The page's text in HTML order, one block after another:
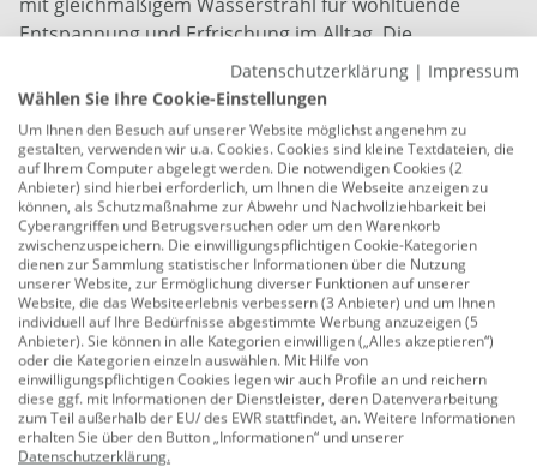
Entspannung und Erfrischung im Alltag. Die
höhenverstellbare Brausestange und der flexible
Duschschlauch ermöglichen eine einfache Anpassung
an unterschiedliche Bedürfnisse und
Duschsituationen. Hochwertige Materialien sorgt
Langlebigkeit und einfache Reinigung.
Höhe Duschsäule: 70 cm
Maße Kopfbrause: 22,5 cm (Ø)
Maße Handbrause: 26 x 12 cm (H x Ø)
Lochabstand Befestigung: ca. 63 cm
3 Strahlarten (Softstrahl, Sprühstrahl, Sprüh- und
Softstrahl)
Strahlarten einstellbar durch Knopfdruck
Datenschutzerklärung | Impressum
Wählen Sie Ihre Cookie-Einstellungen
Um Ihnen den Besuch auf unserer Website möglichst angenehm zu
gestalten, verwenden wir u.a. Cookies. Cookies sind kleine Textdateien, die
auf Ihrem Computer abgelegt werden. Die notwendigen Cookies (2
Anbieter) sind hierbei erforderlich, um Ihnen die Webseite anzeigen zu
können, als Schutzmaßnahme zur Abwehr und Nachvollziehbarkeit bei
Cyberangriffen und Betrugsversuchen oder um den Warenkorb
zwischenzuspeichern. Die einwilligungspflichtigen Cookie-Kategorien
dienen zur Sammlung statistischer Informationen über die Nutzung
unserer Website, zur Ermöglichung diverser Funktionen auf unserer
Website, die das Websiteerlebnis verbessern (3 Anbieter) und um Ihnen
individuell auf Ihre Bedürfnisse abgestimmte Werbung anzuzeigen (5
Anbieter). Sie können in alle Kategorien einwilligen („Alles akzeptieren“)
oder die Kategorien einzeln auswählen. Mit Hilfe von
einwilligungspflichtigen Cookies legen wir auch Profile an und reichern
diese ggf. mit Informationen der Dienstleister, deren Datenverarbeitung
zum Teil außerhalb der EU/ des EWR stattfindet, an. Weitere Informationen
erhalten Sie über den Button „Informationen“ und unserer
Datenschutzerklärung.